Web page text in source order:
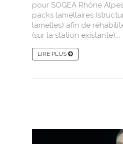
pour SOGEA Rhône
packs lamellaires
lamelles) afin de
(sur la station existante)...
LIRE PLUS